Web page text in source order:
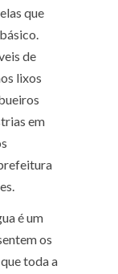
que
de
lixos
em
é um
os
toda a